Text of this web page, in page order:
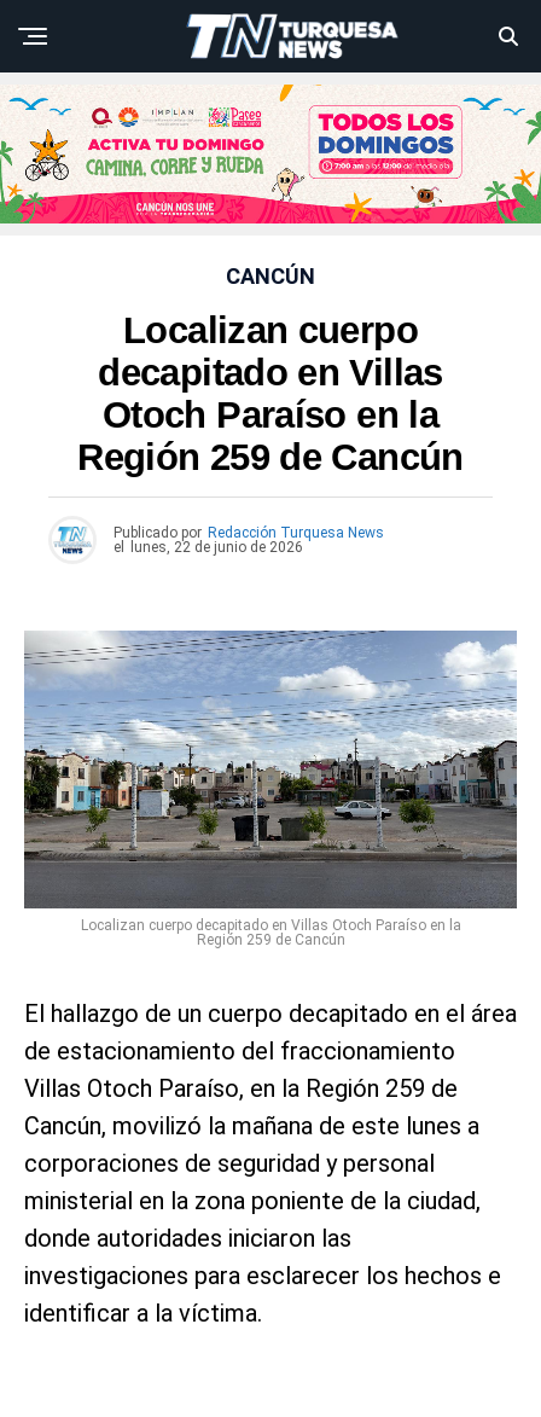
CANCÚN
Localizan cuerpo
decapitado en Villas
Otoch Paraíso en la
Región 259 de Cancún
Publicado por Redacción Turquesa News
el
lunes, 22 de junio de 2026
Localizan cuerpo decapitado en Villas Otoch Paraíso en la
Región 259 de Cancún
El hallazgo de un cuerpo decapitado en el área
de estacionamiento del fraccionamiento
Villas Otoch Paraíso, en la Región 259 de
Cancún, movilizó la mañana de este lunes a
corporaciones de seguridad y personal
ministerial en la zona poniente de la ciudad,
donde autoridades iniciaron las
investigaciones para esclarecer los hechos e
identificar a la víctima.